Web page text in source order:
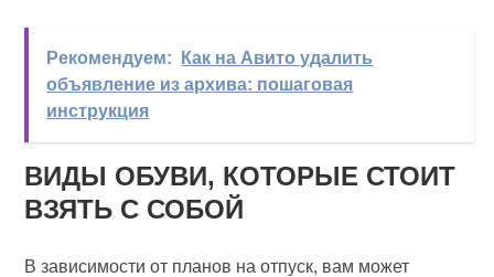
Рекомендуем:
Как на Авито удалить
объявление из архива: пошаговая
инструкция
ВИДЫ ОБУВИ, КОТОРЫЕ СТОИТ
ВЗЯТЬ С СОБОЙ
В зависимости от планов на отпуск, вам может